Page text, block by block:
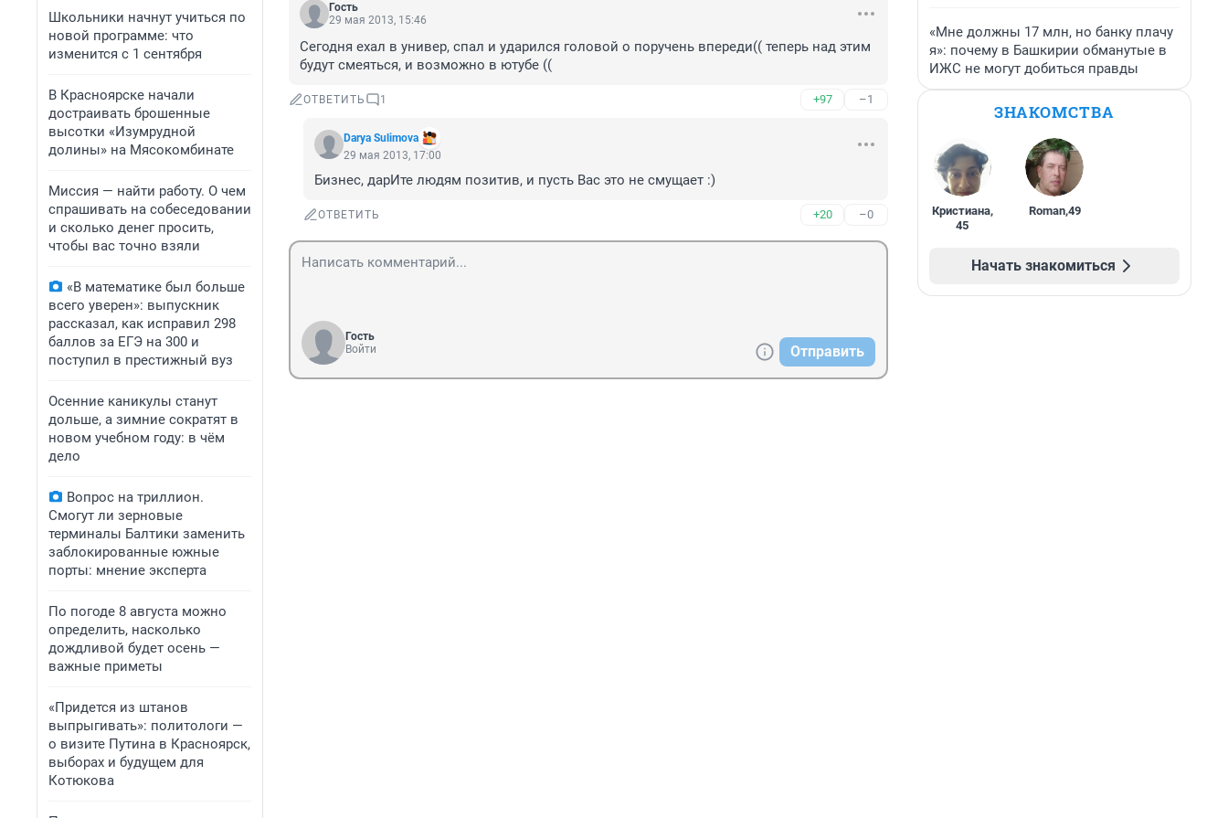
Школьники начнут учиться по
новой программе: что
изменится с 1 сентября
В Красноярске начали
достраивать брошенные
высотки «Изумрудной
долины» на Мясокомбинате
Миссия — найти работу. О чем
спрашивать на собеседовании
и сколько денег просить,
чтобы вас точно взяли
«В математике был больше
всего уверен»: выпускник
рассказал, как исправил 298
баллов за ЕГЭ на 300 и
поступил в престижный вуз
Осенние каникулы станут
дольше, а зимние сократят в
новом учебном году: в чём
дело
Вопрос на триллион.
Смогут ли зерновые
терминалы Балтики заменить
заблокированные южные
порты: мнение эксперта
По погоде 8 августа можно
определить, насколько
дождливой будет осень —
важные приметы
«Придется из штанов
выпрыгивать»: политологи —
о визите Путина в Красноярск,
выборах и будущем для
Котюкова
Гость
29 мая 2013, 15:46
Сегодня ехал в универ, спал и ударился головой о поручень впереди(( теперь над этим
будут смеяться, и возможно в ютубе ((
ОТВЕТИТЬ 1 +97 –1
Darya Sulimova
29 мая 2013, 17:00
Бизнес, дарИте людям позитив, и пусть Вас это не смущает :)
ОТВЕТИТЬ +20 –0
Гость
Войти
Отправить
«Мне должны 17 млн, но банку плачу
я»: почему в Башкирии обманутые в
ИЖС не могут добиться правды
ЗНАКОМСТВА
Кристиана,
45
Roman,49
Начать знакомиться